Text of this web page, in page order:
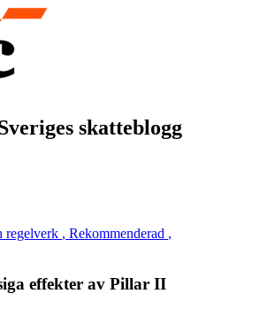
skatteblogg
regelverk , Rekommenderad ,
effekter av Pillar II